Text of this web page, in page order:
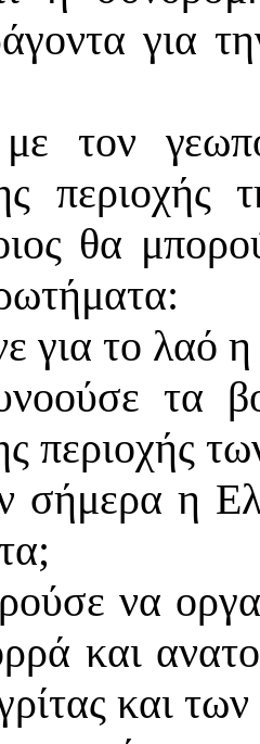
για
τον
περιοχής
θα
για το λαό
τα
περιοχής
η
να
και
και